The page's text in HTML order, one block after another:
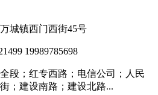
镇西门西街45号
19989785698
；红专西路；电信公司；人民
；建设南路；建设北路...